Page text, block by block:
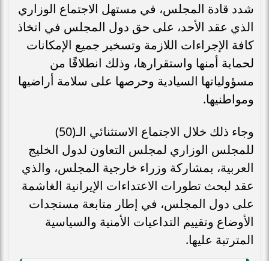
شدد قادة المجلس، في مستهل الاجتماع الوزاري
الذي عقد الأحد، على حق دول المجلس في اتخاذ
كافة الإجراءات اللازمة وتسخير جميع الإمكانات
لحماية أمنها واستقرارها، وذلك انطلاقًا من
مسؤولياتها السيادية وحرصها على سلامة أراضيها
ومواطنيها.
وجاء ذلك خلال الاجتماع الاستثنائي الـ(50)
للمجلس الوزاري لمجلس التعاون لدول الخليج
العربية، بمشاركة وزراء خارجية المجلس، والذي
عقد لبحث تطورات الاعتداءات الإيرانية الغاشمة
على دول المجلس، في إطار متابعة مستجدات
الأوضاع وتقييم التداعيات الأمنية والسياسية
المترتبة عليها.